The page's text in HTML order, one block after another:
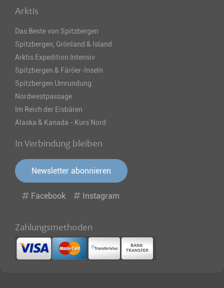
Arktis
Das Beste von Spitzbergen
Spitzbergen, Grönland & Island
Arktis Expedition Intensiv
Spitzbergen & Färöer-Inseln
Spitzbergen Umrundung
Nordwestpassage
Im Reich der Eisbären
Alaska & Kanada - Kurs Nord
In Verbindung bleiben
Newsletter abonnieren
Facebook Instagram
Zahlungsmethoden